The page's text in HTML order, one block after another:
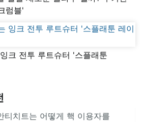
럼블'
크 전투 루트슈터 '스플래툰
티치트는 어떻게 핵 이용자를